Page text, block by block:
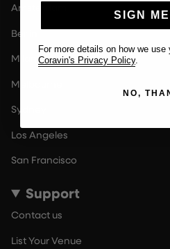
Amsterdam
Berlin
Milan
Melbourne
Sydney
Los Angeles
San Francisco
Support
Contact us
List Your Venue
SIGN
For more details on how we
Coravin's Privacy Policy.
NO,